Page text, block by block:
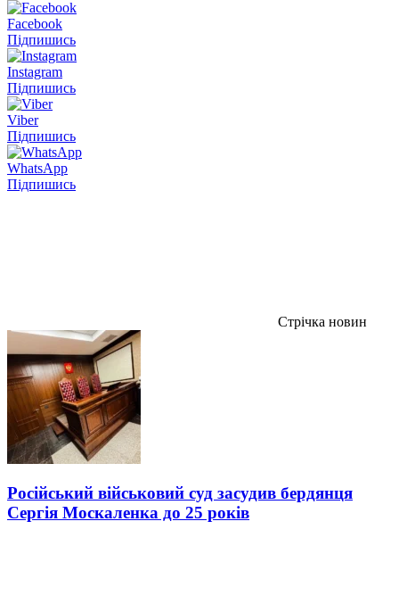
Facebook
Підпишись
Instagram
Підпишись
Viber
Підпишись
WhatsApp
Підпишись
Стрічка новин
Російський військовий суд засудив бердянця
Сергія Москаленка до 25 років